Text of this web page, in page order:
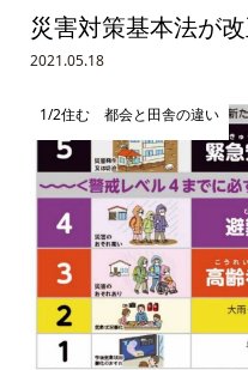
災害対策基本法が改
2021.05.18
1/2住む 都会と田舎の違い